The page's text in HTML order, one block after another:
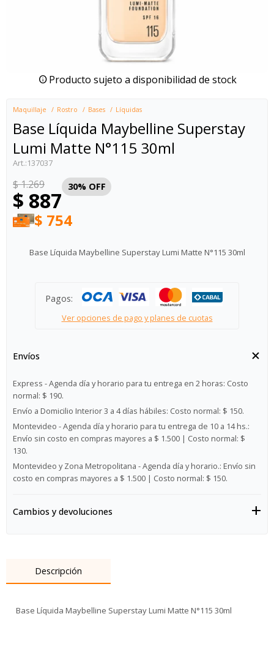
Producto sujeto a disponibilidad de stock
Maquillaje Rostro Bases Líquidas
Base Líquida Maybelline Superstay
Lumi Matte N°115 30ml
137037
$ 887
$1.269 30
$ 754
Base Líquida Maybelline Superstay Lumi Matte N°115 30ml
Pagos:
Ver opciones de pago y planes de cuotas
Envíos
Express - Agenda día y horario para tu entrega en 2 horas: Costo
normal: $ 190.
Envío a Domicilio Interior 3 a 4 días hábiles: Costo normal: $ 150.
Montevideo - Agenda día y horario para tu entrega de 10 a 14 hs.:
Envío sin costo en compras mayores a $ 1.500 | Costo normal: $
130.
Montevideo y Zona Metropolitana - Agenda día y horario.: Envío sin
costo en compras mayores a $ 1.500 | Costo normal: $ 150.
Cambios y devoluciones
Descripción
Base Líquida Maybelline Superstay Lumi Matte N°115 30ml